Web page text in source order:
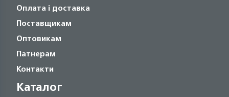
Оплата і доставка
Поставщикам
Оптовикам
Патнерам
Контакти
Каталог